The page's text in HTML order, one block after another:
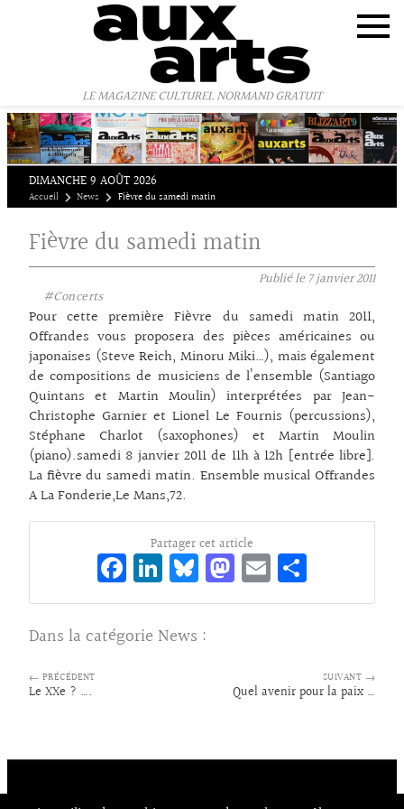
LE MAGAZINE CULTUREL NORMAND GRATUIT
DIMANCHE 9 AOÛT 2026
Accueil News Fièvre du samedi matin
Fièvre du samedi matin
Publié le7 janvier 2011
#Concerts
Pour cette première Fièvre du samedi matin 2011,
Offrandes vous proposera des pièces américaines ou
japonaises (Steve Reich, Minoru Miki…), mais également
de compositions de musiciens de l’ensemble (Santiago
Quintans et Martin Moulin) interprétées par Jean-
Christophe Garnier et Lionel Le Fournis (percussions),
Stéphane Charlot (saxophones) et Martin Moulin
(piano).samedi 8 janvier 2011 de 11h à 12h [entrée libre].
La fièvre du samedi matin. Ensemble musical Offrandes
A La Fonderie,Le Mans,72.
Partager cet article
Fa
ce
bo
o
Li
n
ke
dI
Bl
ue
sk
M
as
o
n
E
m rt
Dans la catégorie News :
← PRÉCÉDENT
Le XXe ? ….
SUIVANT →
Quel avenir pour la paix …
Panneau de gestion des cookies